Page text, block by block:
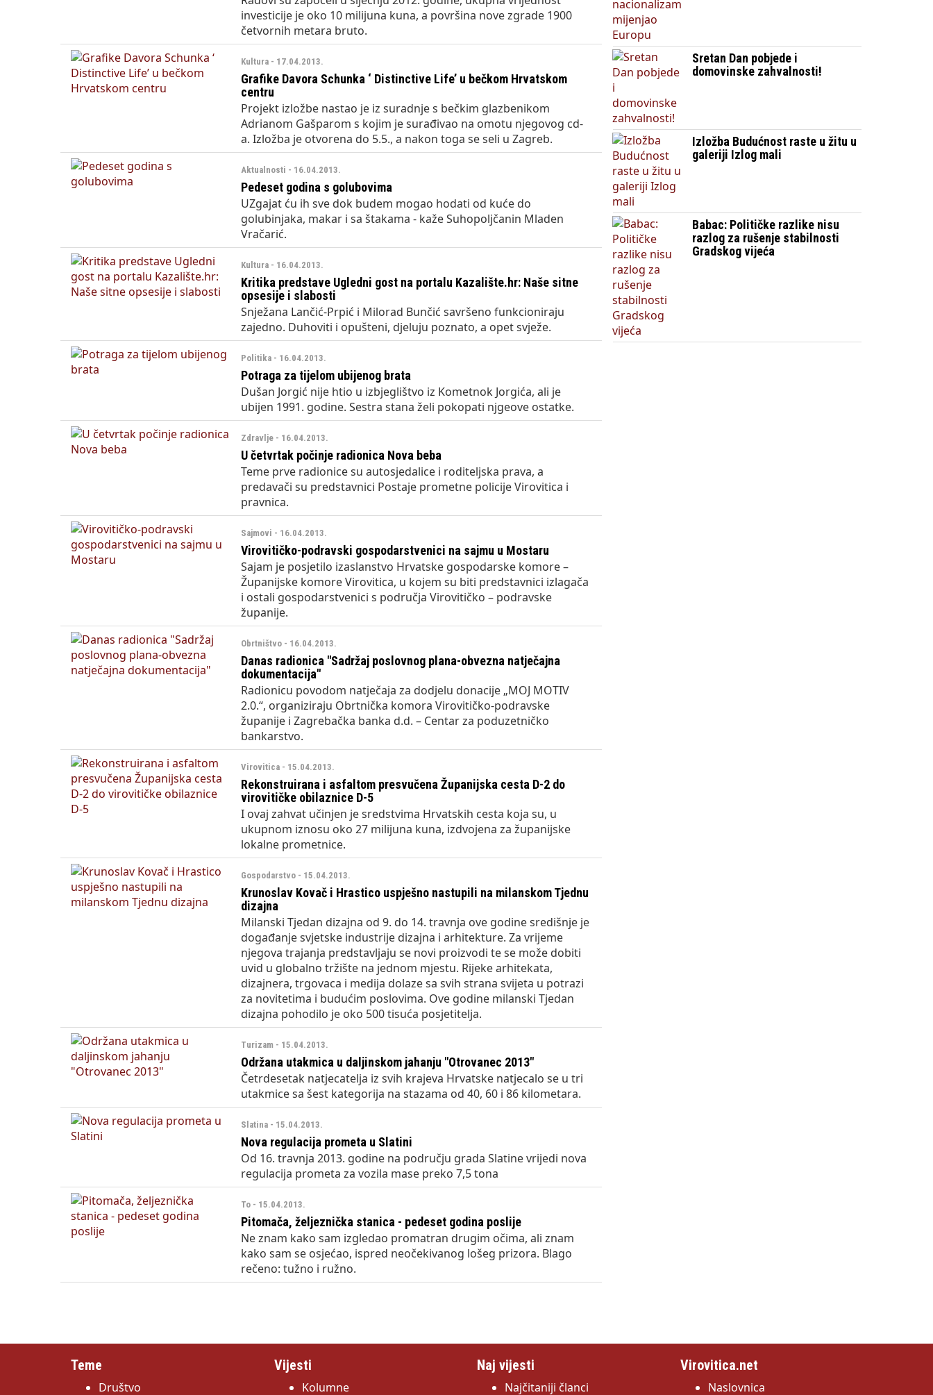
investicije je oko 10 milijuna kuna, a površina nove zgrade 1900
četvornih metara bruto.
Kultura - 17.04.2013.
Grafike Davora Schunka ‘ Distinctive Life’ u bečkom Hrvatskom
centru
Projekt izložbe nastao je iz suradnje s bečkim glazbenikom
Adrianom Gašparom s kojim je surađivao na omotu njegovog cd-
a. Izložba je otvorena do 5.5., a nakon toga se seli u Zagreb.
Aktualnosti - 16.04.2013.
Pedeset godina s golubovima
UZgajat ću ih sve dok budem mogao hodati od kuće do
golubinjaka, makar i sa štakama - kaže Suhopoljčanin Mladen
Vračarić.
Kultura - 16.04.2013.
Kritika predstave Ugledni gost na portalu Kazalište.hr: Naše sitne
opsesije i slabosti
Snježana Lančić-Prpić i Milorad Bunčić savršeno funkcioniraju
zajedno. Duhoviti i opušteni, djeluju poznato, a opet svježe.
Politika - 16.04.2013.
Potraga za tijelom ubijenog brata
Dušan Jorgić nije htio u izbjeglištvo iz Kometnok Jorgića, ali je
ubijen 1991. godine. Sestra stana želi pokopati njgeove ostatke.
Zdravlje - 16.04.2013.
U četvrtak počinje radionica Nova beba
Teme prve radionice su autosjedalice i roditeljska prava, a
predavači su predstavnici Postaje prometne policije Virovitica i
pravnica.
Sajmovi - 16.04.2013.
Virovitičko-podravski gospodarstvenici na sajmu u Mostaru
Sajam je posjetilo izaslanstvo Hrvatske gospodarske komore –
Županijske komore Virovitica, u kojem su biti predstavnici izlagača
i ostali gospodarstvenici s područja Virovitičko – podravske
županije.
Obrtništvo - 16.04.2013.
Danas radionica "Sadržaj poslovnog plana-obvezna natječajna
dokumentacija"
Radionicu povodom natječaja za dodjelu donacije „MOJ MOTIV
2.0.“, organiziraju Obrtnička komora Virovitičko-podravske
županije i Zagrebačka banka d.d. – Centar za poduzetničko
bankarstvo.
Virovitica - 15.04.2013.
Rekonstruirana i asfaltom presvučena Županijska cesta D-2 do
virovitičke obilaznice D-5
I ovaj zahvat učinjen je sredstvima Hrvatskih cesta koja su, u
ukupnom iznosu oko 27 milijuna kuna, izdvojena za županijske
lokalne prometnice.
Gospodarstvo - 15.04.2013.
Krunoslav Kovač i Hrastico uspješno nastupili na milanskom Tjednu
dizajna
Milanski Tjedan dizajna od 9. do 14. travnja ove godine središnje je
događanje svjetske industrije dizajna i arhitekture. Za vrijeme
njegova trajanja predstavljaju se novi proizvodi te se može dobiti
uvid u globalno tržište na jednom mjestu. Rijeke arhitekata,
dizajnera, trgovaca i medija dolaze sa svih strana svijeta u potrazi
za novitetima i budućim poslovima. Ove godine milanski Tjedan
dizajna pohodilo je oko 500 tisuća posjetitelja.
Turizam - 15.04.2013.
Održana utakmica u daljinskom jahanju "Otrovanec 2013"
Četrdesetak natjecatelja iz svih krajeva Hrvatske natjecalo se u tri
utakmice sa šest kategorija na stazama od 40, 60 i 86 kilometara.
Slatina - 15.04.2013.
Nova regulacija prometa u Slatini
Od 16. travnja 2013. godine na području grada Slatine vrijedi nova
regulacija prometa za vozila mase preko 7,5 tona
To - 15.04.2013.
Pitomača, željeznička stanica - pedeset godina poslije
Ne znam kako sam izgledao promatran drugim očima, ali znam
kako sam se osjećao, ispred neočekivanog lošeg prizora. Blago
rečeno: tužno i ružno.
Sretan Dan pobjede i
domovinske zahvalnosti!
Izložba Budućnost raste u žitu u
galeriji Izlog mali
Babac: Političke razlike nisu
razlog za rušenje stabilnosti
Gradskog vijeća
Teme
Društvo
Vijesti
Kolumne
Naj vijesti
Najčitaniji članci
Virovitica.net
Naslovnica